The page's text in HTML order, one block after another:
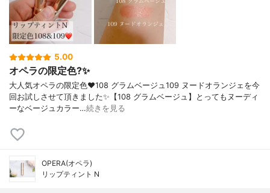
5.00
オペラの限定色?✨
大人気オペラの限定色❤️108 グラムベージュ109 ヌードオランジェを今
回お試しさせて頂きました✨【108 グラムベージュ】とってもヌーディ
ーなベージュカラー…続きを見る
OPERA(オペラ)
リップティント N